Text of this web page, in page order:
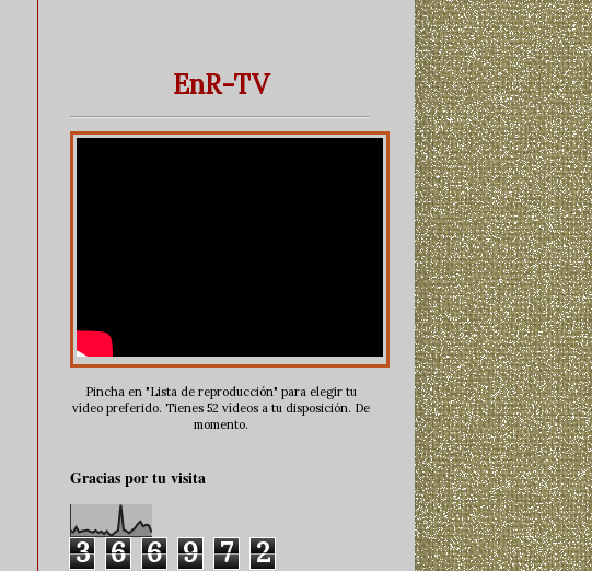
EnR-TV
Pincha en "Lista de reproducción" para elegir tu
vídeo preferido. Tienes 52 vídeos a tu disposición. De
momento.
Gracias por tu visita
3 6 6 9 7 2